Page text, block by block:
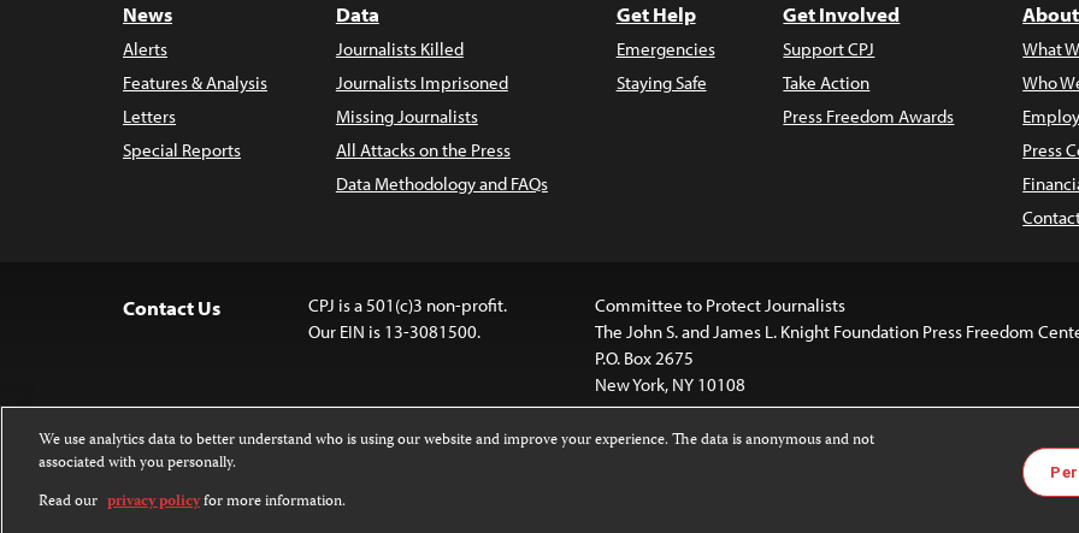
News
Alerts
Features & Analysis
Letters
Special Reports
Data
Journalists Killed
Journalists Imprisoned
Missing Journalists
All Attacks on the Press
Data Methodology and FAQs
Get Help
Emergencies
Staying Safe
Get Involved
Support CPJ
Take Action
Press Freedom Awards
What
Who
Press
Contact Us
CPJ is a 501(c)3 non-profit.
Our EIN is 13-3081500.
Committee to Protect Journalists
The John S. and James L. Knight Foundation Press Freedom
P.O. Box 2675
New York, NY 10108
Except where noted, text on this website is licensed under a
Attribution-NonCommercial-NoDerivatives 4.0 International License
Images and other
For more
We use analytics data to better understand who is using our website and improve your experience. The data is anonymous and not
associated with you personally.
Read our privacy policyfor more information.